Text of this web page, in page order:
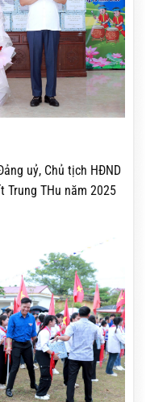
uỷ, Chủ tịch HĐND
Trung THu năm 2025